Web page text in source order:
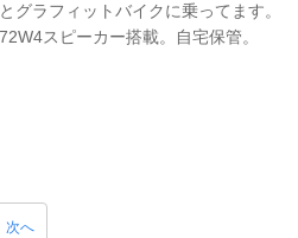
グラフィットバイクに乗ってます。
スピーカー搭載。自宅保管。
次へ